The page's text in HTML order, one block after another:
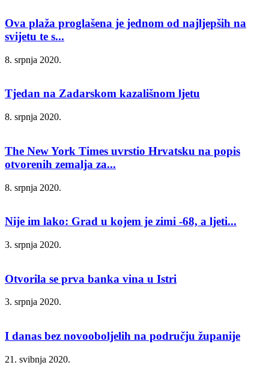
Ova plaža proglašena je jednom od najljepših na
svijetu te s...
8. srpnja 2020.
Tjedan na Zadarskom kazališnom ljetu
8. srpnja 2020.
The New York Times uvrstio Hrvatsku na popis
otvorenih zemalja za...
8. srpnja 2020.
Nije im lako: Grad u kojem je zimi -68, a ljeti...
3. srpnja 2020.
Otvorila se prva banka vina u Istri
3. srpnja 2020.
I danas bez novooboljelih na području županije
21. svibnja 2020.